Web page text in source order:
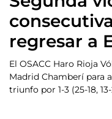
regresar a
El OSACC Haro Rioja
Madrid Chamberí para
triunfo por 1-3 (25-18,